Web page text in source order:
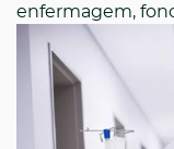
enfermagem,